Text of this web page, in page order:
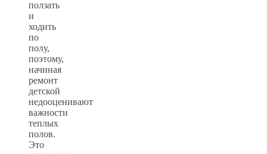
ползать
и
ходить
по
полу,
поэтому,
начиная
ремонт
детской
недооценивают
важности
теплых
полов.
Это